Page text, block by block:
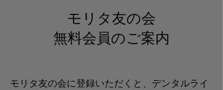
モリタ友の会
無料会員のご案内
モリタ友の会に登録いただくと、デンタルライ